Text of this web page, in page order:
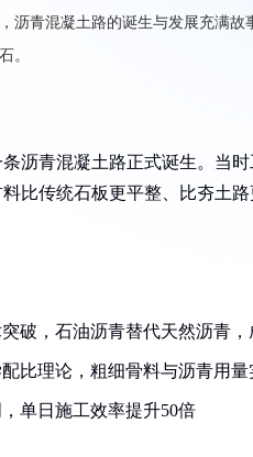
沥青混凝土路的诞生与发展充满
。
沥青混凝土路正式诞生。当
比传统石板更平整、比夯土
突破，石油沥青替代天然沥青
配比理论，粗细骨料与沥青用量
单日施工效率提升50倍